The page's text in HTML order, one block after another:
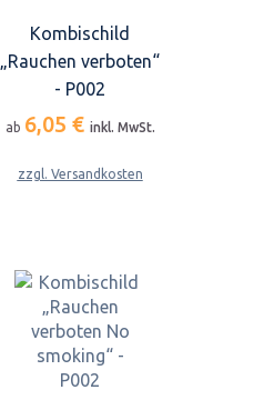
Kombischild
„Rauchen verboten“
- P002
ab 6,05 € inkl. MwSt.
zzgl. Versandkosten